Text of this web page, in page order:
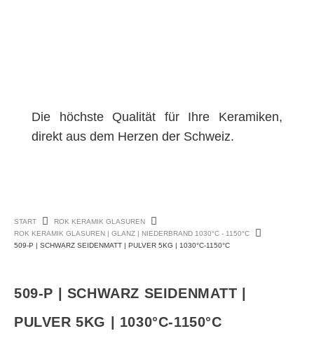
Die höchste Qualität für Ihre Keramiken,
direkt aus dem Herzen der Schweiz.
START
ROK KERAMIK GLASUREN
ROK KERAMIK GLASUREN | GLANZ | NIEDERBRAND 1030°C - 1150°C
509-P | SCHWARZ SEIDENMATT | PULVER 5KG | 1030°C-1150°C
509-P | SCHWARZ SEIDENMATT |
PULVER 5KG | 1030°C-1150°C